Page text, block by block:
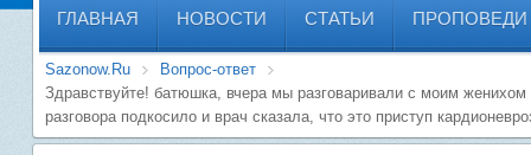
ГЛАВНАЯ НОВОСТИ СТАТЬИ ПРОПОВЕДИ
Sazonow.Ru
Вопрос-ответ
Здравствуйте! батюшка, вчера мы разговаривали с моим
разговора подкосило и врач сказала, что это приступ